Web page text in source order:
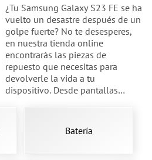
¿Tu Samsung Galaxy S23 FE se ha
vuelto un desastre después de un
golpe fuerte? No te desesperes,
en nuestra tienda online
encontrarás las piezas de
repuesto que necesitas para
devolverle la vida a tu
dispositivo. Desde pantallas
HDR10+, 1450 nits, hasta placas
base, baterías y otros
Batería